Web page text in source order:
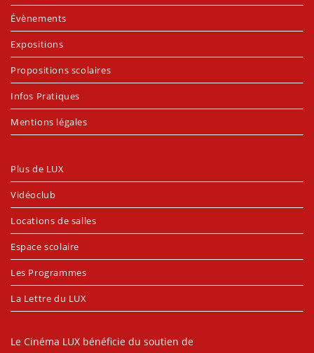
Évènements
Expositions
Propositions scolaires
Infos Pratiques
Mentions légales
Plus de LUX
Vidéoclub
Locations de salles
Espace scolaire
Les Programmes
La Lettre du LUX
Le Cinéma LUX bénéficie du soutien de